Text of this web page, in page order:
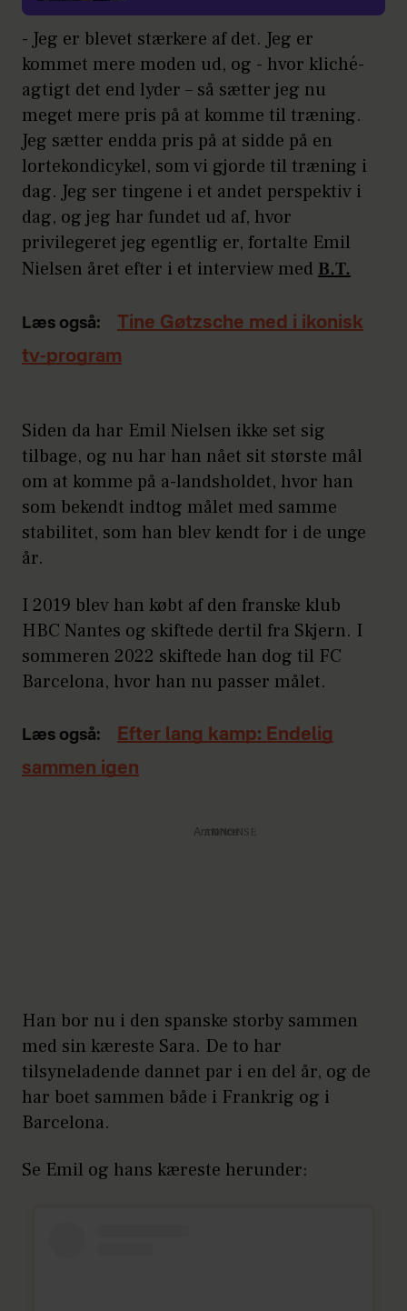
- Jeg er blevet stærkere af det. Jeg er
kommet mere moden ud, og - hvor kliché-
agtigt det end lyder – så sætter jeg nu
meget mere pris på at komme til træning.
Jeg sætter endda pris på at sidde på en
lortekondicykel, som vi gjorde til træning i
dag. Jeg ser tingene i et andet perspektiv i
dag, og jeg har fundet ud af, hvor
privilegeret jeg egentlig er, fortalte Emil
Nielsen året efter i et interview med B.T.
Læs også:
Tine Gøtzsche med i ikonisk
tv-program
Siden da har Emil Nielsen ikke set sig
tilbage, og nu har han nået sit største mål
om at komme på a-landsholdet, hvor han
som bekendt indtog målet med samme
stabilitet, som han blev kendt for i de unge
år.
I 2019 blev han købt af den franske klub
HBC Nantes og skiftede dertil fra Skjern. I
sommeren 2022 skiftede han dog til FC
Barcelona, hvor han nu passer målet.
Læs også:
Efter lang kamp: Endelig
sammen igen
Annonce
Han bor nu i den spanske storby sammen
med sin kæreste Sara. De to har
tilsyneladende dannet par i en del år, og de
har boet sammen både i Frankrig og i
Barcelona.
Se Emil og hans kæreste herunder: